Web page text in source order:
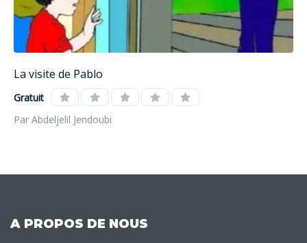
La visite de Pablo
Gratuit
Par Abdeljelil Jendoubi
A PROPOS DE NOUS